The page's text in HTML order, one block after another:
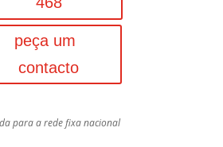
peça um
contacto
para a rede fixa nacional